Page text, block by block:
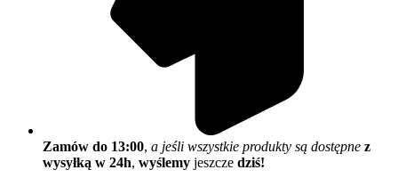
Zamów do 13:00, a jeśli wszystkie produkty są dostępne z
wysyłką w 24h, wyślemy jeszcze dziś!